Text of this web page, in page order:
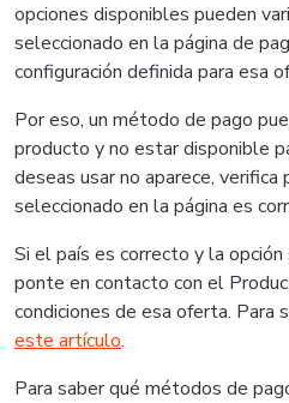
opciones disponibles pueden
seleccionado en la página de
configuración definida para esa
Por eso, un método de pago
producto y no estar disponible
deseas usar no aparece, verifica
seleccionado en la página es
Si el país es correcto y la
ponte en contacto con el
condiciones de esa oferta. Para
este artículo.
Para saber qué métodos de